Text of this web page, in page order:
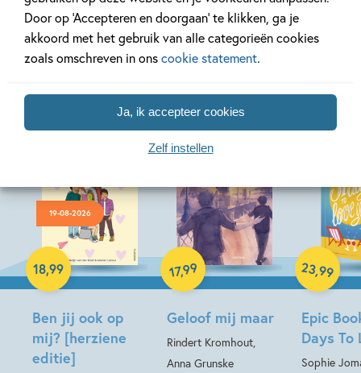
Door op ‘Accepteren en doorgaan’ te klikken, ga je
akkoord met het gebruik van alle categorieën cookies
zoals omschreven in onscookie statement.
Ja, ik accepteer cookies
Zelf instellen
Bekijk ook eens
19-08-2026
Ben jij ook op
mij? [herziene
editie]
18,99
Hardcover
Geloof mij maar
Rindert Kromhout,
Anna Grunske
17,99
Paperback
Epic
Days To
Sophie
23,99
Paperback